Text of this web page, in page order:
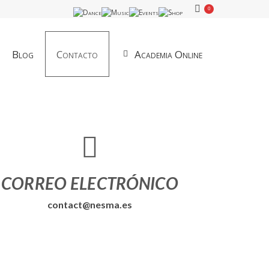
0
Blog Contacto Academia Online
CORREO ELECTRÓNICO
contact@nesma.es